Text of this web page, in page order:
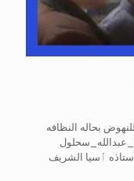
جهود مكثفه للنهوض بحاله النظافه
ٱسيا الشريف